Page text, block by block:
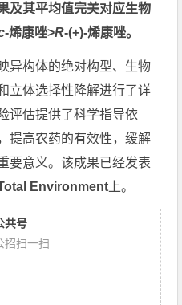
及其平均值完美对应生物
-烯康唑>R-(+)-烯康唑。
异构体的绝对构型、生物
立体选择性降解进行了详
评估提供了科学指导依
提高农药的有效性，缓解
要意义。该成果已经发表
Environment 上。
共号
招扫一扫